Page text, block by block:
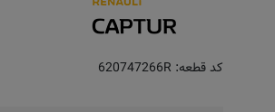
کد قطعه: 620747266R